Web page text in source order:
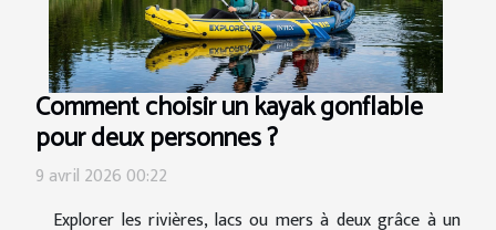
Comment choisir un kayak gonflable
pour deux personnes ?
9 avril 2026 00:22
Explorer les rivières, lacs ou mers à deux grâce à un